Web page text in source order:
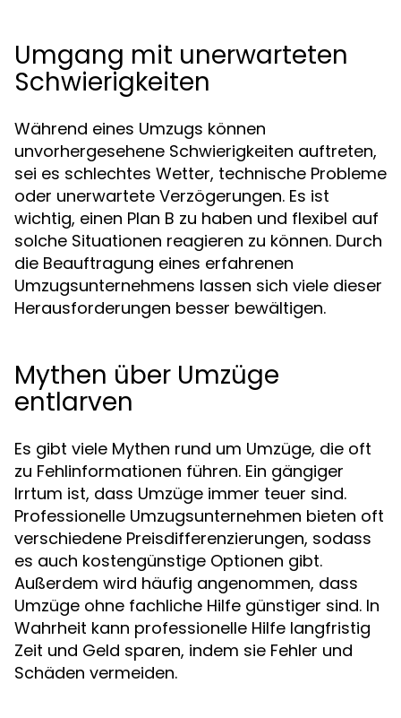
Umgang mit unerwarteten
Schwierigkeiten
Während eines Umzugs können
unvorhergesehene Schwierigkeiten auftreten,
sei es schlechtes Wetter, technische Probleme
oder unerwartete Verzögerungen. Es ist
wichtig, einen Plan B zu haben und flexibel auf
solche Situationen reagieren zu können. Durch
die Beauftragung eines erfahrenen
Umzugsunternehmens lassen sich viele dieser
Herausforderungen besser bewältigen.
Mythen über Umzüge
entlarven
Es gibt viele Mythen rund um Umzüge, die oft
zu Fehlinformationen führen. Ein gängiger
Irrtum ist, dass Umzüge immer teuer sind.
Professionelle Umzugsunternehmen bieten oft
verschiedene Preisdifferenzierungen, sodass
es auch kostengünstige Optionen gibt.
Außerdem wird häufig angenommen, dass
Umzüge ohne fachliche Hilfe günstiger sind. In
Wahrheit kann professionelle Hilfe langfristig
Zeit und Geld sparen, indem sie Fehler und
Schäden vermeiden.